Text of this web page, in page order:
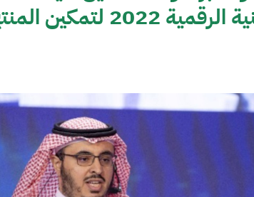
تفتتح أعمال منتدى التقنية